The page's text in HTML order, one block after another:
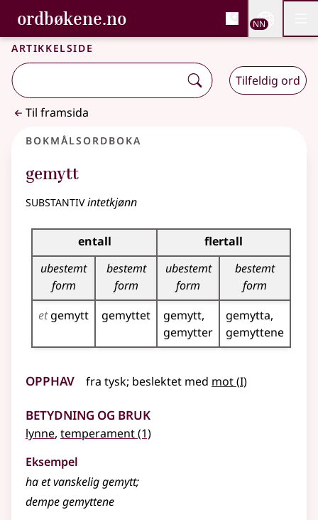
Gå til hovudinnhald
Tilgjenge
ordbøkene.no, Bokmålsordboka og
Bokmålsordboka og Nynorskordboka
NN
Artikkelside
Tilfeldig ord
Til framsida
Bokmålsordboka
gemytt
substantivintetkjønn
Bøyingstabell for dette substantivet
entall
flertall
ubestemt
form
bestemt
form
ubestemt
form
bestemt
form
etgemytt gemyttet
gemytt
gemytter
gemytta
gemyttene
Opphav fra tysk; beslektet med mot(1
I)
Betydning og bruk
lynne, temperament(1)
Eksempel
ha et vanskeliggemytt;
dempegemyttene